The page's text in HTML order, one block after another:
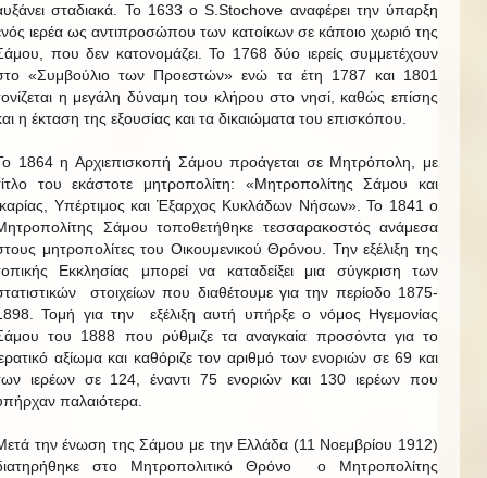
σταδιακά. Το 1633 ο S.Stochove αναφέρει την ύπαρξη
ιερέα ως αντιπροσώπου των κατοίκων σε κάποιο χωριό της
που δεν κατονομάζει. Το 1768 δύο ιερείς συμμετέχουν
«Συμβούλιο των Προεστών» ενώ τα έτη 1787 και 1801
η μεγάλη δύναμη του κλήρου στο νησί, καθώς επίσης
η έκταση της εξουσίας και τα δικαιώματα του επισκόπου.
1864 η Αρχιεπισκοπή Σάμου προάγεται σε Μητρόπολη, με
του εκάστοτε μητροπολίτη: «Μητροπολίτης Σάμου και
Υπέρτιμος και Έξαρχος Κυκλάδων Νήσων». Το 1841 ο
Σάμου τοποθετήθηκε τεσσαρακοστός ανάμεσα
μητροπολίτες του Οικουμενικού Θρόνου. Την εξέλιξη της
Εκκλησίας μπορεί να καταδείξει μια σύγκριση των
στοιχείων που διαθέτουμε για την περίοδο 1875-
Τομή για την εξέλιξη αυτή υπήρξε ο νόμος Ηγεμονίας
του 1888 που ρύθμιζε τα αναγκαία προσόντα για το
αξίωμα και καθόριζε τον αριθμό των ενοριών σε 69 και
ιερέων σε 124, έναντι 75 ενοριών και 130 ιερέων που
παλαιότερα.
την ένωση της Σάμου με την Ελλάδα (11 Νοεμβρίου 1912)
στο Μητροπολιτικό Θρόνο ο Μητροπολίτης